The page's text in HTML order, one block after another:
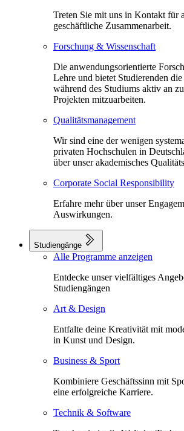
Treten Sie mit uns in Kontakt für
geschäftliche Zusammenarbeit.
Forschung & Wissenschaft
Die anwendungsorientierte
Lehre und bietet Studierenden
während des Studiums aktiv an
Projekten mitzuarbeiten.
Qualitätsmanagement
Wir sind eine der wenigen
privaten Hochschulen in
über unser akademisches
Corporate Social Responsibility
Erfahre mehr über unser
Auswirkungen.
Studiengänge
Alle Programme anzeigen
Entdecke unser vielfältiges
Studiengängen
Art & Design
Entfalte deine Kreativität mit
in Kunst und Design.
Business & Sport
Kombiniere Geschäftssinn mit
eine erfolgreiche Karriere.
Technik & Software